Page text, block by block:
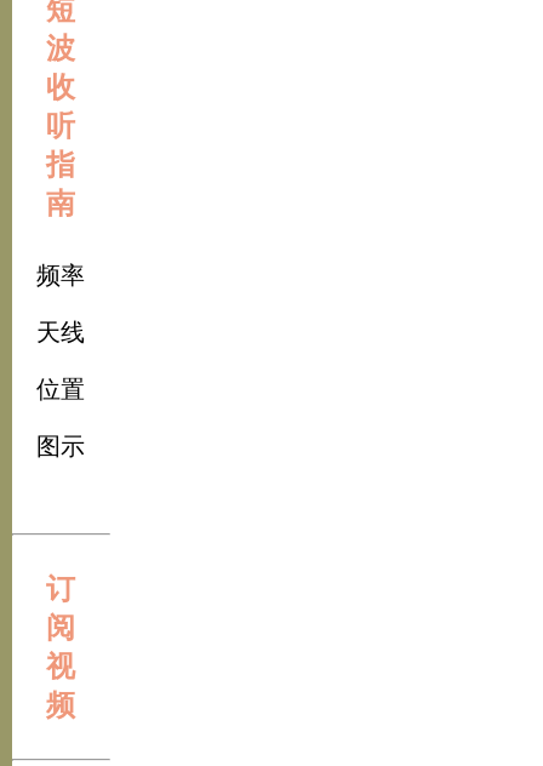
短
波
收
听
指
南
频率
天线
位置
图示
订
阅
视
频